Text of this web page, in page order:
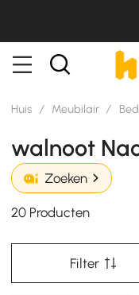
Huis / Meubilair /
walnoot
Zoeken
20 Producten
Filter